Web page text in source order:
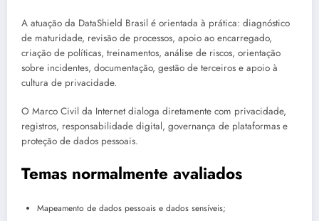
A atuação da DataShield Brasil é orientada à prática: diagnóstico
de maturidade, revisão de processos, apoio ao encarregado,
criação de políticas, treinamentos, análise de riscos, orientação
sobre incidentes, documentação, gestão de terceiros e apoio à
cultura de privacidade.
O Marco Civil da Internet dialoga diretamente com privacidade,
registros, responsabilidade digital, governança de plataformas e
proteção de dados pessoais.
Temas normalmente avaliados
Mapeamento de dados pessoais e dados sensíveis;